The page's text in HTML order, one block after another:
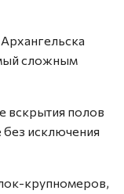
сложным
вскрытия полов
без исключения
крупномеров,